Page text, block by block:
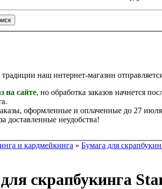
наш интернет-магазин
на сайте, но обработка заказов начнется
оформленные и оплаченные до 27
доставленные неудобства!
и кардмейкинга » Бумага для
скрапбукинга